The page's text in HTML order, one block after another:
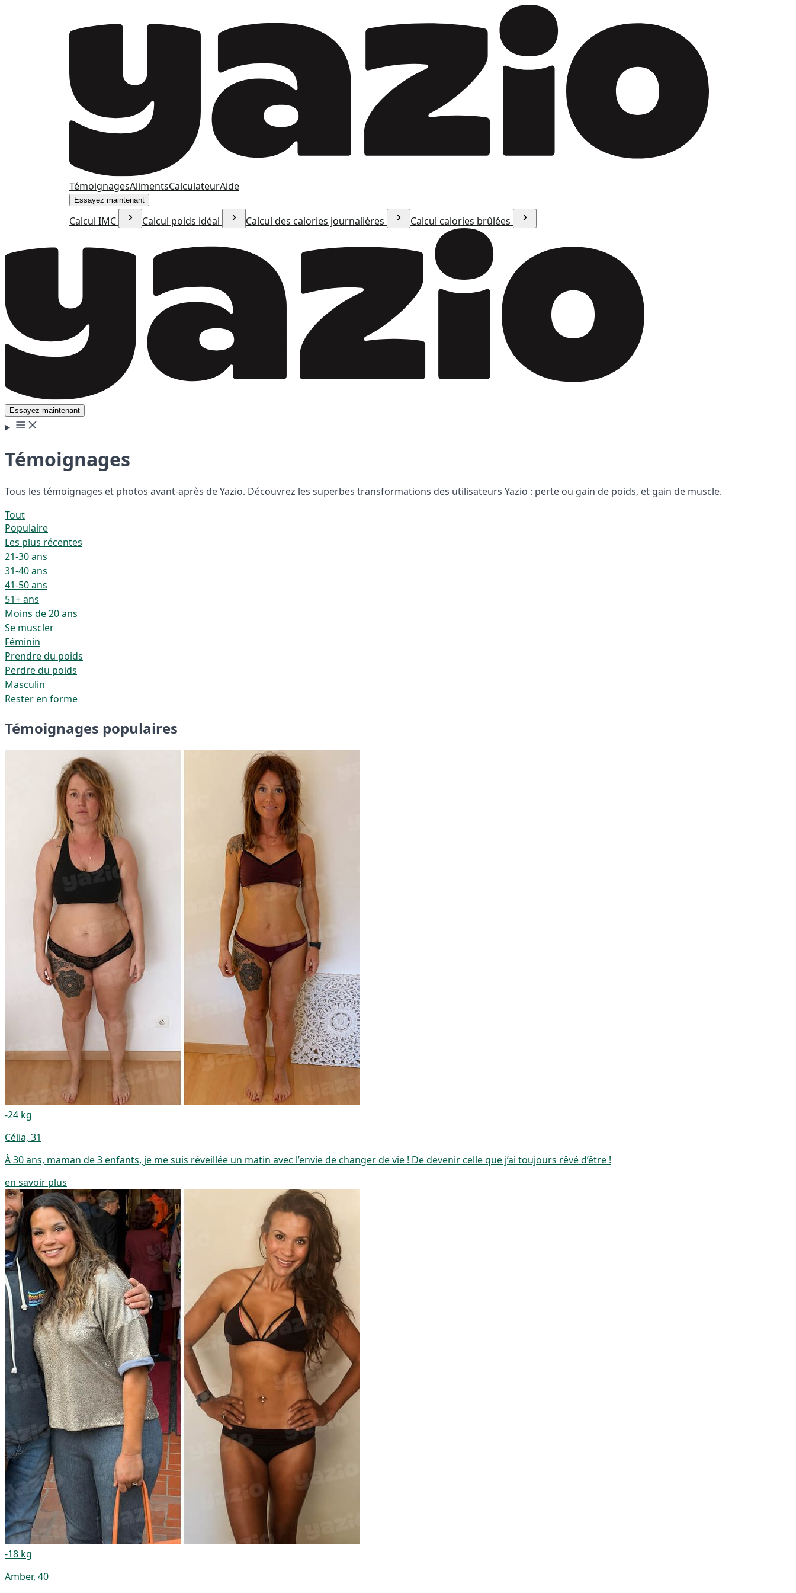
TémoignagesAlimentsCalculateurAide
Essayez maintenant
Calcul IMC Calcul poids idéal Calcul des calories journalières Calcul calories brûlées
Essayez maintenant
Témoignages
Tous les témoignages et photos avant-après de Yazio. Découvrez les superbes transformations des utilisateurs Yazio : perte ou gain de poids, et gain de muscle.
Tout
Populaire
Les plus récentes
21-30 ans
31-40 ans
41-50 ans
51+ ans
Moins de 20 ans
Se muscler
Féminin
Prendre du poids
Perdre du poids
Masculin
Rester en forme
Témoignages populaires
-24 kg
Célia, 31
À 30 ans, maman de 3 enfants, je me suis réveillée un matin avec l’envie de changer de vie ! De devenir celle que j’ai toujours rêvé d’être !
en savoir plus
-18 kg
Amber, 40